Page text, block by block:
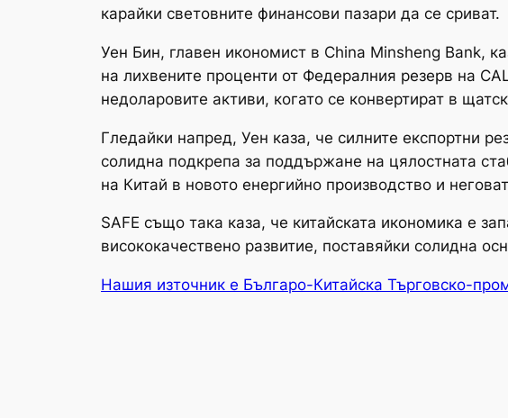
карайки световните финансови пазари да се сриват.
Уен Бин, главен икономист в China Minsheng Bank,
на лихвените проценти от Федералния резерв на
недоларовите активи, когато се конвертират в
Гледайки напред, Уен каза, че силните експортни
солидна подкрепа за поддържане на цялостната
на Китай в новото енергийно производство и
SAFE също така каза, че китайската икономика е
висококачествено развитие, поставяйки солидна
Нашия източник е Българо-Китайска Търговско-